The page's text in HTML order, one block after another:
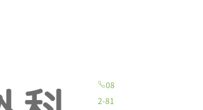
08
2-81